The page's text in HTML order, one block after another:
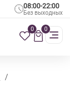
08:00-22:00
Без выходных
0 0
/